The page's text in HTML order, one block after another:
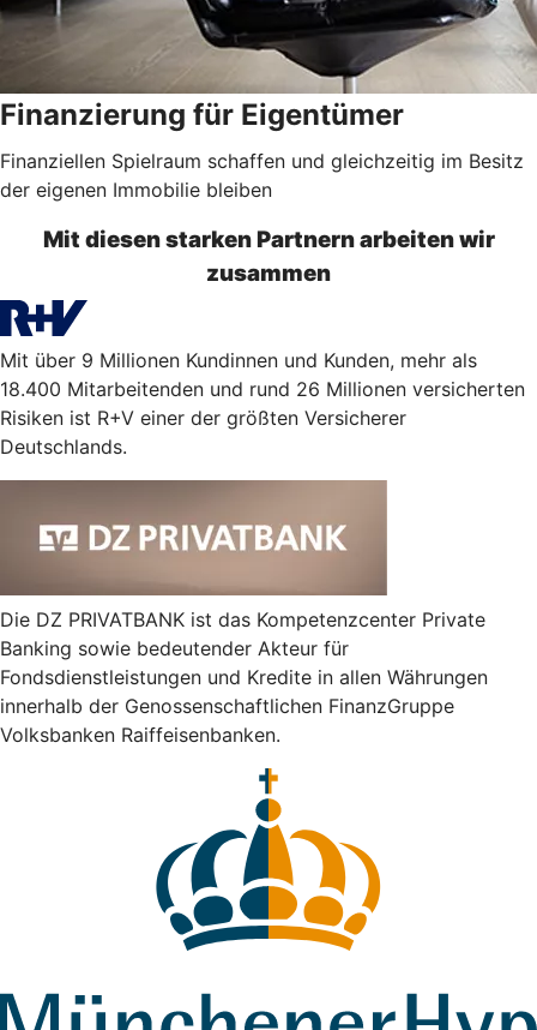
Finanzierung für Eigentümer
Finanziellen Spielraum schaffen und gleichzeitig im Besitz
der eigenen Immobilie bleiben
Mit diesen starken Partnern arbeiten wir
zusammen
Mit über 9 Millionen Kundinnen und Kunden, mehr als
18.400 Mitarbeitenden und rund 26 Millionen versicherten
Risiken ist R+V einer der größten Versicherer
Deutschlands.
Die DZ PRIVATBANK ist das Kompetenzcenter Private
Banking sowie bedeutender Akteur für
Fondsdienstleistungen und Kredite in allen Währungen
innerhalb der Genossenschaftlichen FinanzGruppe
Volksbanken Raiffeisenbanken.